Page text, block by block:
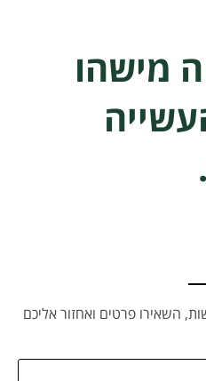
מישהו
השאירו פרטים ואחזור אליכם